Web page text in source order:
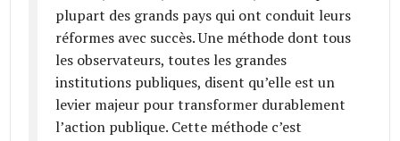
plupart des grands pays qui ont conduit leurs
réformes avec succès. Une méthode dont tous
les observateurs, toutes les grandes
institutions publiques, disent qu’elle est un
levier majeur pour transformer durablement
l’action publique. Cette méthode c’est